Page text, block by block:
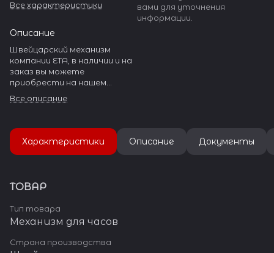
Все характеристики
Описание
Швейцарский механизм
компании ETA, в наличии и на
заказ вы можете
приобрести на нашем
огромное количество
Она занимает более 50% в
производстве механизмов
15 фабрик ETA находится в
Франции, и по одному в
Германии, Малайзии и
фабрики производят
Все описание
вами для уточнения
информации.
Характеристики Описание Документы
ТОВАР
Тип товара
Механизм для часов
Страна производства